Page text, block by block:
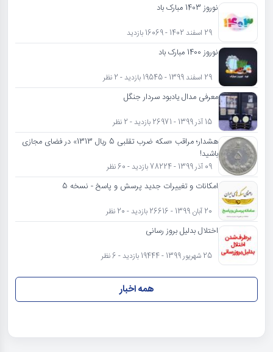
نوروز 1403 مبارک باد
29 اسفند 1402 - 16069 بازدید
نوروز 1400 مبارک باد
29 اسفند 1399 - 19545 بازدید - 2 نظر
معرفی مدال یادبود سردار جنگل
15 آذر 1399 - 26971 بازدید - 2 نظر
هشدار؛ مراقب «سکه ضرب تقلبی 5 ریال 1313» در فضای مجازی
باشید!
09 آذر 1399 - 78224 بازدید - 60 نظر
امکانات و تغییرات جدید پرسش و پاسخ - نسخه 5
20 آبان 1399 - 26616 بازدید - 20 نظر
اختلال بدلیل بروز رسانی
25 شهریور 1399 - 19444 بازدید - 6 نظر
همه اخبار